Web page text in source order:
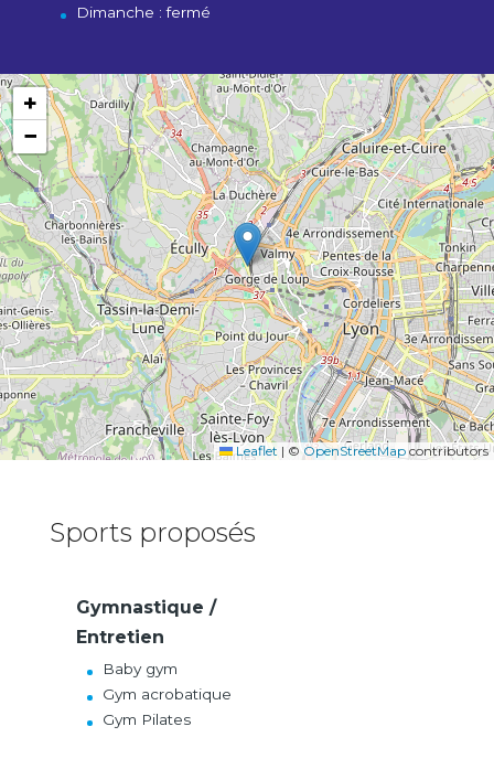
Dimanche : fermé
+
−
Leaflet | © OpenStreetMap contributors
Sports proposés
Gymnastique /
Entretien
Baby gym
Gym acrobatique
Gym Pilates